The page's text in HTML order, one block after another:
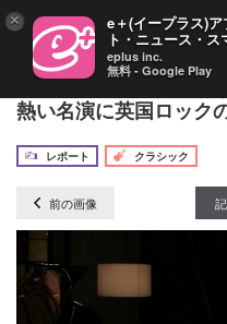
ロックがクラシックに
熱い名演に英国ロック
レポート
クラシック
前の画像
× e＋(イープラス)
ト・ニュース・ス
eplus inc.
無料 - Google Play